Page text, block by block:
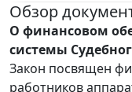
Обзор
О финансовом
системы
Закон посвящен
работников